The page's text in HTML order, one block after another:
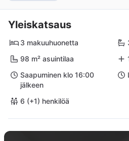
Yleiskatsaus
3 makuuhuonetta
98 m² asuintilaa
Saapuminen klo 16:00
jälkeen
6 (+1) henkilöä